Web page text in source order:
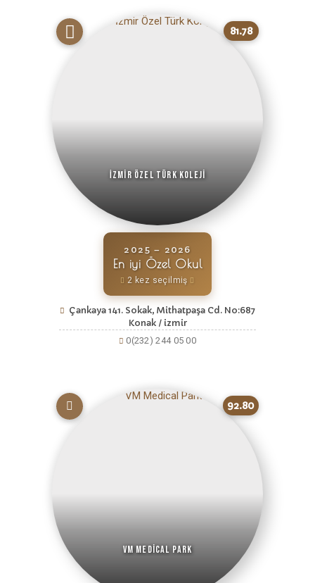
81.78
İzmir Özel Türk Koleji
2025 – 2026
En iyi Özel Okul
2 kez seçilmiş
Çankaya 141. Sokak, Mithatpaşa Cd. No:687
Konak / izmir
0(232) 244 05 00
92.80
VM Medical Park